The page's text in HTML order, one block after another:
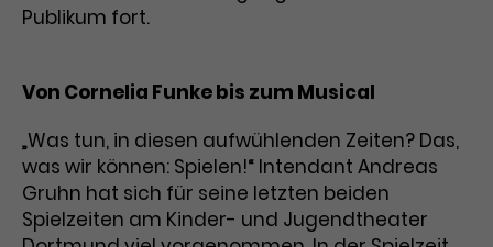
Publikum fort.
Von Cornelia Funke bis zum Musical
„Was tun, in diesen aufwühlenden Zeiten? Das,
was wir können: Spielen!“ Intendant Andreas
Gruhn hat sich für seine letzten beiden
Spielzeiten am Kinder- und Jugendtheater